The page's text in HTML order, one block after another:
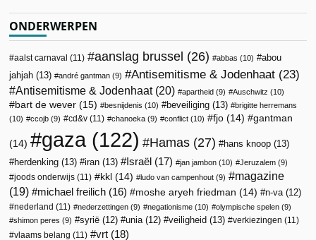
ONDERWERPEN
aalst carnaval (11) aanslag brussel (26) abbas (10)
abou
jahjah (13) andré gantman (9) Antisemitisme & Jodenhaat (23)
Antisemitisme & Jodenhaat(20) apartheid (9) Auschwitz (10)
bart de wever (15) besnijdenis (10) beveiliging (13)
brigitte herremans
(10)
ccojb (9) cd&v (11) chanoeka (9) conflict (10) fjo (14) gantman
(14) gaza(122) Hamas (27) hans knoop (13)
herdenking (13) iran (13) Israël (17) jan jambon (10) Jeruzalem (9)
joods onderwijs (11) kkl (14) ludo van campenhout (9)
magazine
(19)
michael freilich (16) moshe aryeh friedman (14) n-va(12)
nederland (11) nederzettingen (9) negationisme (10) olympische spelen (9)
shimon peres (9) syrië (12) unia(12) veiligheid (13) verkiezingen (11)
vlaams belang (11) vrt (18)